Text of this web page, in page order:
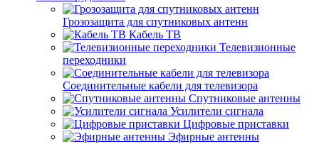
Грозозащита для спутниковых антенн
Кабель ТВ
Телевизионные
переходники
Соединительные кабели для телевизора
Спутниковые антенны
Усилители сигнала
Цифровые приставки
Эфирные антенны